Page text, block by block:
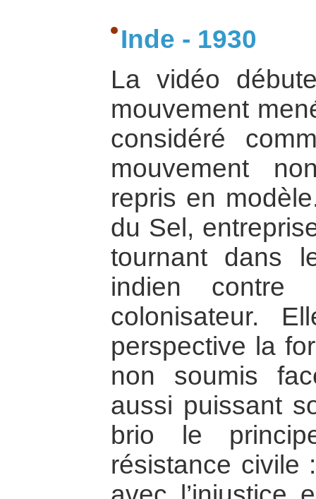
Inde - 1930
La vidéo
mouvement
considéré
mouvement
repris en
du Sel,
tournant dans
indien contre
colonisateur.
perspective la
non soumis
aussi puissant
brio le
résistance civile